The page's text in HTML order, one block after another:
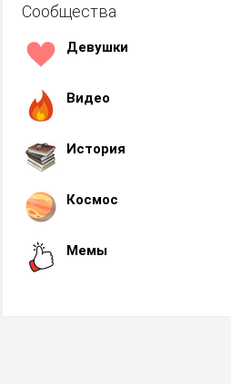
Сообщества
Девушки
Видео
История
Космос
Мемы